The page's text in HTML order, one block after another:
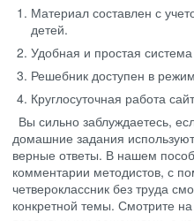
Материал составлен с
детей.
Удобная и простая
Решебник доступен в
Круглосуточная работа
Вы сильно заблуждаетесь,
домашние задания
верные ответы. В нашем
комментарии методистов, с
четвероклассник без труда
конкретной темы. Смотрите